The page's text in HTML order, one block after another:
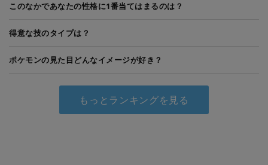
このなかであなたの性格に1番当てはまるのは？
得意な技のタイプは？
ポケモンの見た目どんなイメージが好き？
もっとランキングを見る